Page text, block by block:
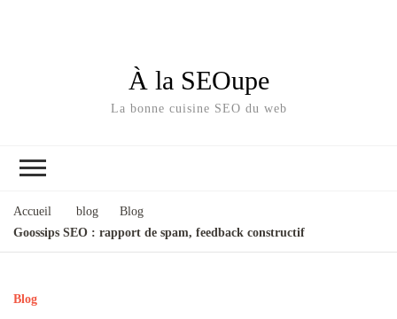
À la SEOupe
La bonne cuisine SEO du web
Accueil blog
Blog
Goossips SEO : rapport de spam, feedback constructif
Blog